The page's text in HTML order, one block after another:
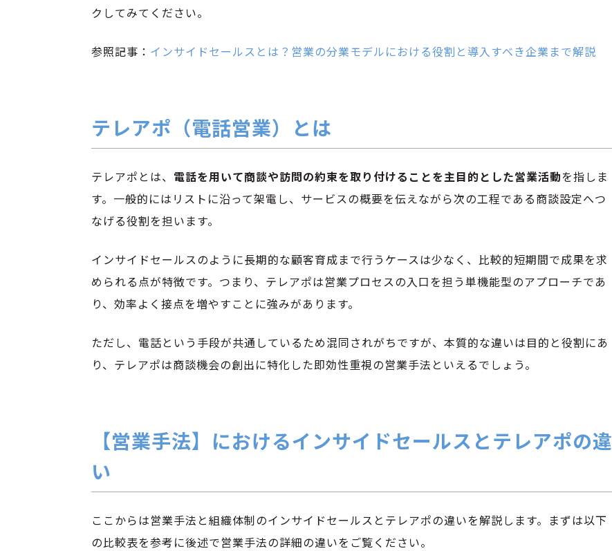
クしてみてください。
参照記事： インサイドセールスとは？営業の分業モデルにおける役割と導入すべき企業まで解説
テレアポ（電話営業）とは
テレアポとは、 電話を用いて商談や訪問の約束を取り付けることを主目的とした営業活動を指しま
す。一般的にはリストに沿って架電し、サービスの概要を伝えながら次の工程である商談設定へつ
なげる役割を担います。
インサイドセールスのように長期的な顧客育成まで行うケースは少なく、比較的短期間で成果を求
められる点が特徴です。つまり、テレアポは営業プロセスの入口を担う単機能型のアプローチであ
り、効率よく接点を増やすことに強みがあります。
ただし、電話という手段が共通しているため混同されがちですが、本質的な違いは目的と役割にあ
り、テレアポは商談機会の創出に特化した即効性重視の営業手法といえるでしょう。
【営業手法】におけるインサイドセールスとテレアポの違
い
ここからは営業手法と組織体制のインサイドセールスとテレアポの違いを解説します。まずは以下
の比較表を参考に後述で営業手法の詳細の違いをご覧ください。